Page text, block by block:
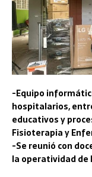
-Equipo
hospitalarios,
educativos y
Fisioterapia y
-Se reunió con
la operatividad de